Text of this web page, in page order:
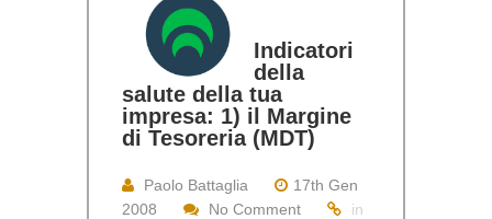
Indicatori
della
salute della tua
impresa: 1) il Margine
di Tesoreria (MDT)
Paolo Battaglia
17th Gen
2008
No Comment
in